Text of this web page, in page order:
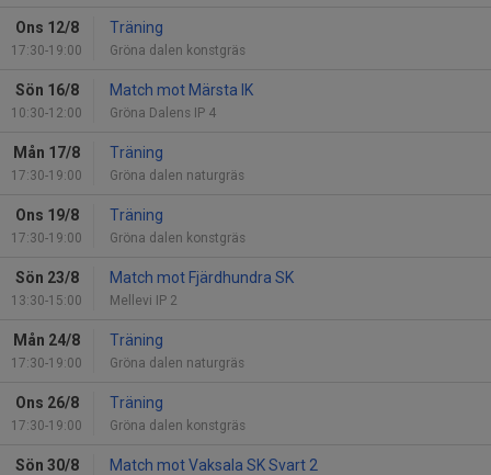
Ons 12/8
17:30-19:00
Träning
Gröna dalen konstgräs
Sön 16/8
10:30-12:00
Match mot Märsta IK
Gröna Dalens IP 4
Mån 17/8
17:30-19:00
Träning
Gröna dalen naturgräs
Ons 19/8
17:30-19:00
Träning
Gröna dalen konstgräs
Sön 23/8
13:30-15:00
Match mot Fjärdhundra SK
Mellevi IP 2
Mån 24/8
17:30-19:00
Träning
Gröna dalen naturgräs
Ons 26/8
17:30-19:00
Träning
Gröna dalen konstgräs
Sön 30/8 Match mot Vaksala SK Svart 2